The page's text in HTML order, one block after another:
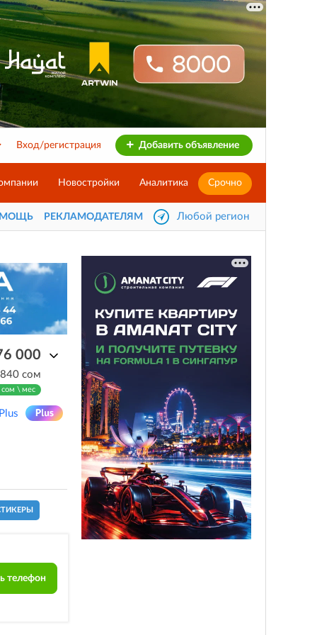
Вход/регистрация Добавить объявление
Новостройки Аналитика Срочно
РЕКЛАМОДАТЕЛЯМ Любой регион
000
сом
сом \ мес
телефон